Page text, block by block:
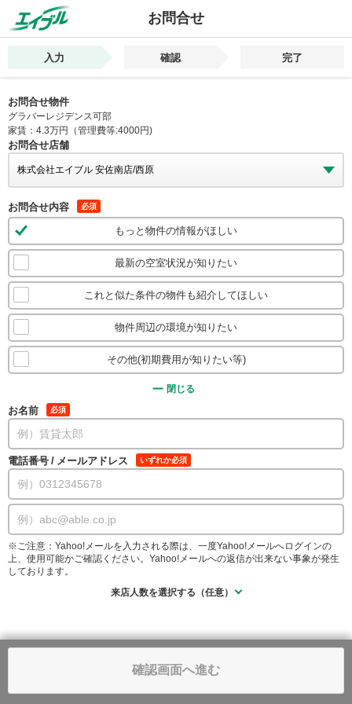
お問合せ
入力 確認 完了
お問合せ物件
グラバーレジデンス可部
家賃：4.3万円（管理費等:4000円)
お問合せ店舗
お問合せ内容 必須
もっと物件の情報がほしい
最新の空室状況が知りたい
これと似た条件の物件も紹介してほしい
物件周辺の環境が知りたい
その他(初期費用が知りたい等)
閉じる
お名前 必須
電話番号 / メールアドレス いずれか必須
※ご注意：Yahoo!メールを入力される際は、一度Yahoo!メールへログインの
上、使用可能かご確認ください。Yahoo!メールへの返信が出来ない事象が発生
しております。
来店人数を選択する（任意）
確認画面へ進む